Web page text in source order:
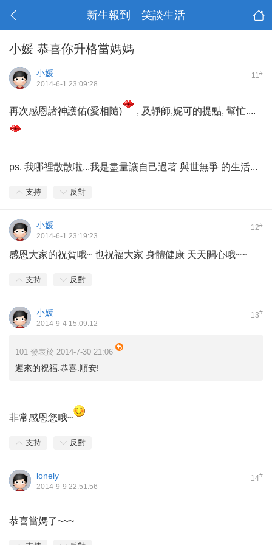
新生報到 笑談生活
小媛 恭喜你升格當媽媽
11#
小媛
2014-6-1 23:09:28
再次感恩諸神護佑(愛相隨) , 及靜師,妮可的提點, 幫忙....
ps. 我哪裡散散啦...我是盡量讓自己過著 與世無爭 的生活...
支持 反對
12#
小媛
2014-6-1 23:19:23
感恩大家的祝賀哦~ 也祝福大家 身體健康 天天開心哦~~
支持 反對
13#
小媛
2014-9-4 15:09:12
101 發表於 2014-7-30 21:06
遲來的祝福.恭喜.順安!
非常感恩您哦~
支持 反對
14#
lonely
2014-9-9 22:51:56
恭喜當媽了~~~